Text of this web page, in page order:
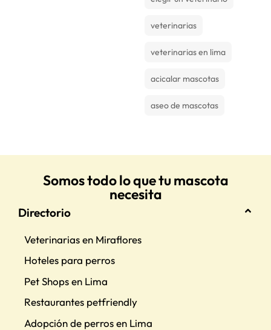
veterinarias
veterinarias en lima
acicalar mascotas
aseo de mascotas
Somos todo lo que tu mascota
necesita
Directorio
Veterinarias en Miraflores
Hoteles para perros
Pet Shops en Lima
Restaurantes petfriendly
Adopción de perros en Lima